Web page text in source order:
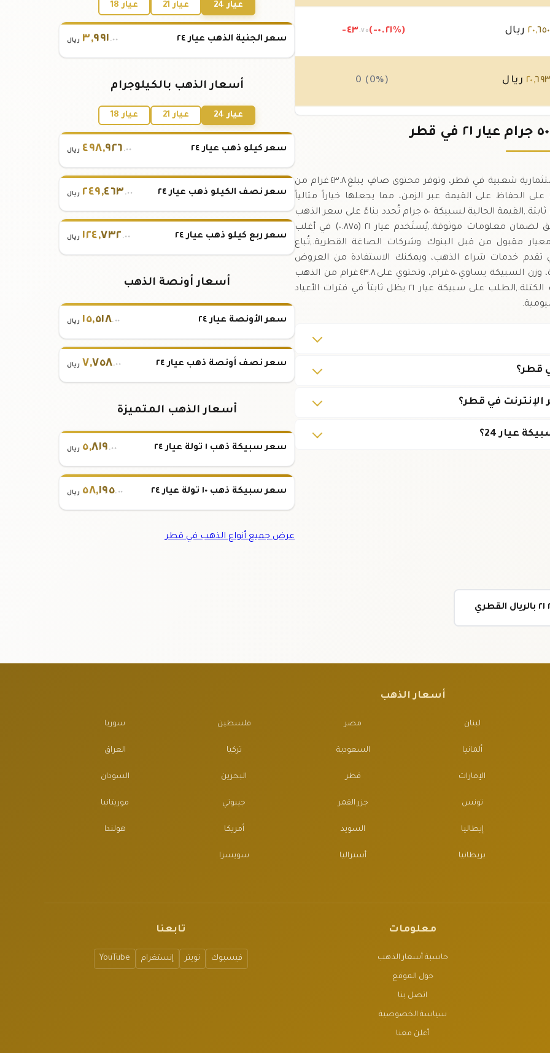
٢٠,٦٥٠ ريال -٤٣ .٧٥ (-٠.٢١%)
٢٠,٦٩٣ ريال 0 (0%)
٢٠ ٦٩٣ ريال
سبيكة ذهب ٥٠ جرام عيار ٢١ تُعدّ من أكثر السلالم الاستثمارية شعبية في قطر، وتوفر محتوى صافٍ يبلغ ٤٣.٨ غرام من
بقدرتها على الحفاظ على القيمة عبر الزمن، مما يجعلها خياراً مثالياً
للمستثمرين الذين يبحثون عن تنويع محفظتهم بأصول ثابتة.,القيمة الحالية لسبيكة ٥٠ جرام تُحدد بناءً على سعر الذهب
الفوري في سوق قطر، مع تحديثات دقيقة كل ٥ دقائق لضمان معلومات موثوقة.,يُستَخدم عيار ٢١ (٠.٨٧٥) في أغلب
معيار مقبول من قبل البنوك وشركات الصاغة القطرية.,تُباع
تقدم خدمات شراء الذهب، ويمكنك الاستفادة من العروض
الموسمية عند الشراء بأحجام أكبر.,من الناحية التقنية، وزن السبيكة يساوي ٥٠ غرام، وتحتوي على ٤٣.٨ غرام من الذهب
النقي، مع ما يبقى من سبائك أو معادن أخرى لتثبيت الكتلة.,الطلب على سبيكة عيار ٢١ يظل ثابتاً في فترات الأعياد
عيار 24 عيار 21 عيار 18
سعر الجنية الذهب عيار ٢٤ ٣,٩٩١ .٠٠ ريال
أسعار الذهب بالكيلوجرام
عيار 24 عيار 21 عيار 18
سعر كيلو ذهب عيار ٢٤ ٤٩٨,٩٢٦ .٠٠ ريال
سعر نصف الكيلو ذهب عيار ٢٤ ٢٤٩,٤٦٣ .٠٠ ريال
سعر ربع كيلو ذهب عيار ٢٤ ١٢٤,٧٣٢ .٠٠ ريال
أسعار أونصة الذهب
سعر الأونصة عيار ٢٤ ١٥,٥١٨.٠٠ ريال
سعر نصف أونصة ذهب عيار ٢٤ ٧,٧٥٨.٠٠ ريال
أسعار الذهب المتميزة
سعر سبيكة ذهب ١ تولة عيار ٢٤ ٥,٨١٩ .٠٠ ريال
سعر سبيكة ذهب ١٠ تولة عيار ٢٤ ٥٨,١٩٥.٠٠ ريال
عرض جميع أنواع الذهب في قطر
أسعار الذهب
لبنان مصر فلسطين سوريا
ألمانيا السعودية تركيا العراق
الإمارات قطر البحرين السودان
تونس جزر القمر جيبوتي موريتانيا
إيطاليا السويد أمريكا هولندا
بريطانيا أستراليا سويسرا
معلومات
حاسبة أسعار الذهب
حول الموقع
اتصل بنا
سياسة الخصوصية
أعلن معنا
تابعنا
فيسبوك تويتر إنستغرام YouTube